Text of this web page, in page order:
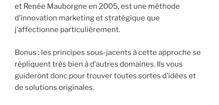
et Renée Mauborgne en 2005, est une méthode
d’innovation marketing et stratégique que
j’affectionne particulièrement.
Bonus : les principes sous-jacents à cette approche se
répliquent très bien à d’autres domaines. Ils vous
guideront donc pour trouver toutes sortes d’idées et
de solutions originales.